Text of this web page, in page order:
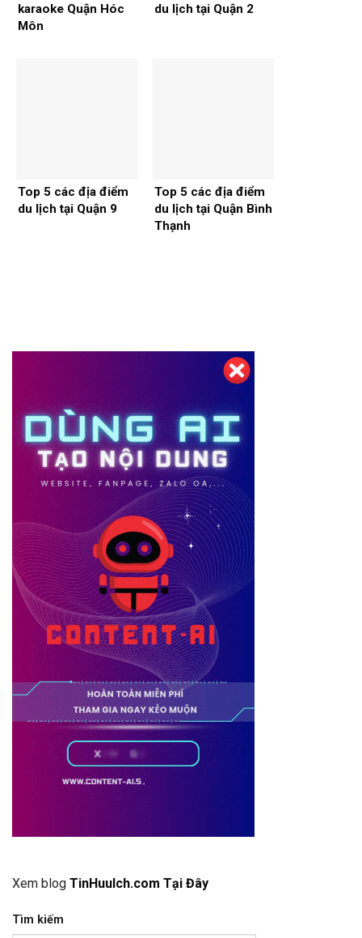
karaoke Quận Hóc
Môn
du lịch tại Quận 2
Top 5 các địa điểm
du lịch tại Quận 9
Top 5 các địa điểm
du lịch tại Quận Bình
Thạnh
Xem blog TinHuuIch.com Tại Đây
Tìm kiếm